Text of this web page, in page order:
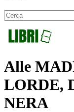
Alle
LORDE,
NERA